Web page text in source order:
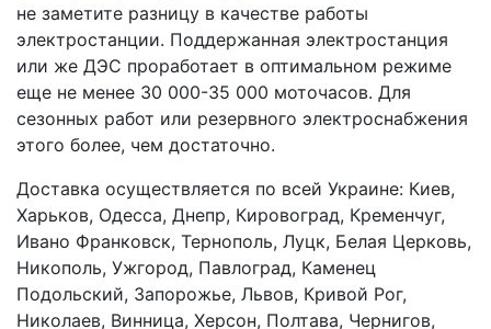
не заметите разницу в качестве работы
электростанции. Поддержанная электростанция
или же ДЭС проработает в оптимальном режиме
еще не менее 30 000-35 000 моточасов. Для
сезонных работ или резервного электроснабжения
этого более, чем достаточно.
Доставка осуществляется по всей Украине: Киев,
Харьков, Одесса, Днепр, Кировоград, Кременчуг,
Ивано Франковск, Тернополь, Луцк, Белая Церковь,
Никополь, Ужгород, Павлоград, Каменец
Подольский, Запорожье, Львов, Кривой Рог,
Николаев, Винница, Херсон, Полтава, Чернигов,